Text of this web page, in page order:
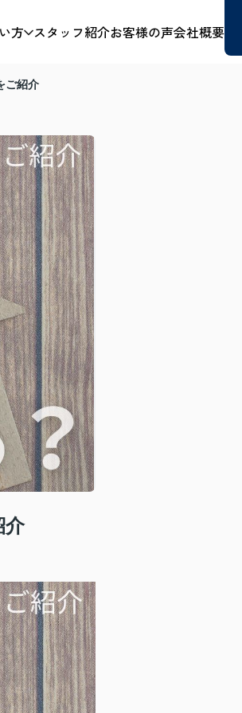
方 スタッフ紹介お客様の声会社概要
ご紹介
介